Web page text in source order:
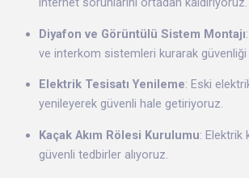
Diyafon ve Görüntülü Sistem Montajı
ve interkom sistemleri kurarak güvenliği
Elektrik Tesisatı Yenileme: Eski
yenileyerek güvenli hale getiriyoruz.
Kaçak Akım Rölesi Kurulumu: Elektrik
güvenli tedbirler alıyoruz.